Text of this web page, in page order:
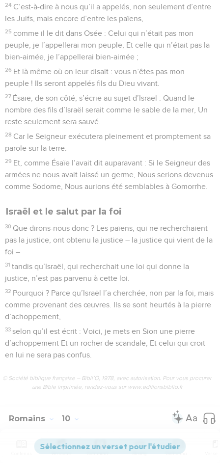
24 C’est-à-dire à nous qu’il a appelés, non seulement d’entre
les Juifs, mais encore d’entre les païens,
25 comme il le dit dans Osée : Celui qui n’était pas mon
peuple, je l’appellerai mon peuple, Et celle qui n’était pas la
bien-aimée, je l’appellerai bien-aimée ;
26 Et là même où on leur disait : vous n’êtes pas mon
peuple ! Ils seront appelés fils du Dieu vivant.
27 Ésaïe, de son côté, s’écrie au sujet d’Israël : Quand le
nombre des fils d’Israël serait comme le sable de la mer, Un
reste seulement sera sauvé.
28 Car le Seigneur exécutera pleinement et promptement sa
parole sur la terre.
29 Et, comme Ésaïe l’avait dit auparavant : Si le Seigneur des
armées ne nous avait laissé un germe, Nous serions devenus
comme Sodome, Nous aurions été semblables à Gomorrhe.
Israël et le salut par la foi
30 Que dirons-nous donc ? Les païens, qui ne recherchaient
pas la justice, ont obtenu la justice – la justice qui vient de la
foi –
31 tandis qu’Israël, qui recherchait une loi qui donne la
justice, n’est pas parvenu à cette loi.
32 Pourquoi ? Parce qu’Israël l’a cherchée, non par la foi, mais
comme provenant des œuvres. Ils se sont heurtés à la pierre
d’achoppement,
33 selon qu’il est écrit : Voici, je mets en Sion une pierre
d’achoppement Et un rocher de scandale, Et celui qui croit
en lui ne sera pas confus.
© Société biblique française – Bibli’O, 1978, avec autorisation. Pour vous procurer
une Bible imprimée, rendez-vous sur www.editionsbiblio.fr
Romains 10
Seuls les Évangiles sont disponibles en vidéo pour le moment.
Versions Commentaires Strong